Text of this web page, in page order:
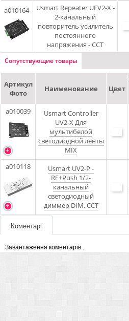
a010164
Usmart Repeater UEV2-X -
2-канальный
повторитель усилитель
постоянного
напряжения - CCT
Сопутствующие товары
Артикул
Фото
Наименование Цвет
a010039
Usmart Controller
UV2-X Для
мультибелой
светодиодной ленты
MIX
a010118
Usmart UV2-P -
RF+Push 1/2-
канальный
светодиодный
диммер DIM, CCT
Коментарі
Завантаження коментарів...